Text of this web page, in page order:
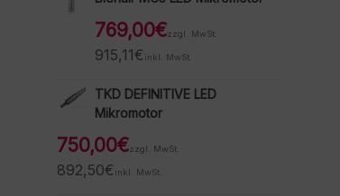
769,00€zzgl. MwSt.
915,11€ inkl. MwSt.
TKD DEFINITIVE LED
Mikromotor
750,00€zzgl. MwSt.
892,50€ inkl. MwSt.